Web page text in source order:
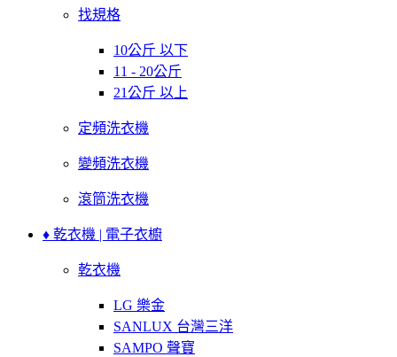
找規格
10公斤 以下
11 - 20公斤
21公斤 以上
定頻洗衣機
變頻洗衣機
滾筒洗衣機
♦ 乾衣機 | 電子衣櫥
乾衣機
LG 樂金
SANLUX 台灣三洋
SAMPO 聲寶